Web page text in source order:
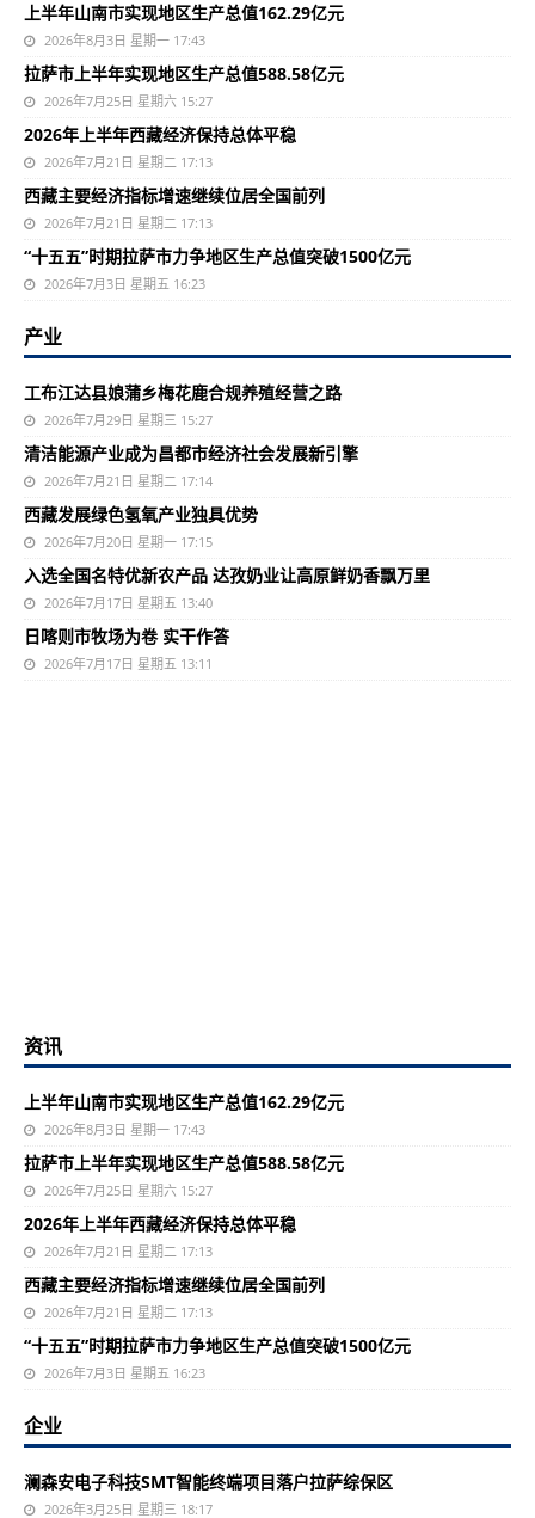
上半年山南市实现地区生产总值162.29亿元
2026年8月3日 星期一 17:43
拉萨市上半年实现地区生产总值588.58亿元
2026年7月25日 星期六 15:27
2026年上半年西藏经济保持总体平稳
2026年7月21日 星期二 17:13
西藏主要经济指标增速继续位居全国前列
2026年7月21日 星期二 17:13
“十五五”时期拉萨市力争地区生产总值突破1500亿元
2026年7月3日 星期五 16:23
产业
工布江达县娘蒲乡梅花鹿合规养殖经营之路
2026年7月29日 星期三 15:27
清洁能源产业成为昌都市经济社会发展新引擎
2026年7月21日 星期二 17:14
西藏发展绿色氢氧产业独具优势
2026年7月20日 星期一 17:15
入选全国名特优新农产品 达孜奶业让高原鲜奶香飘万里
2026年7月17日 星期五 13:40
日喀则市牧场为卷 实干作答
2026年7月17日 星期五 13:11
资讯
上半年山南市实现地区生产总值162.29亿元
2026年8月3日 星期一 17:43
拉萨市上半年实现地区生产总值588.58亿元
2026年7月25日 星期六 15:27
2026年上半年西藏经济保持总体平稳
2026年7月21日 星期二 17:13
西藏主要经济指标增速继续位居全国前列
2026年7月21日 星期二 17:13
“十五五”时期拉萨市力争地区生产总值突破1500亿元
2026年7月3日 星期五 16:23
企业
澜森安电子科技SMT智能终端项目落户拉萨综保区
2026年3月25日 星期三 18:17